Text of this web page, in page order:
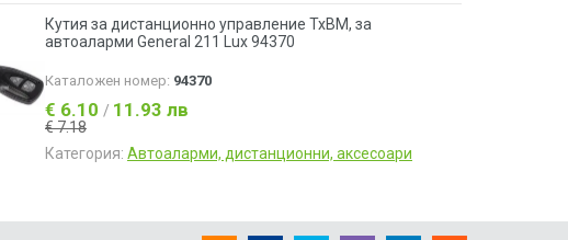
Кутия за дистанционно управление TxBM, за
автоаларми General 211 Lux 94370
Каталожен номер: 94370
€ 6.10 / 11.93 лв
€ 7.18
Категория: Автоаларми, дистанционни, аксесоари